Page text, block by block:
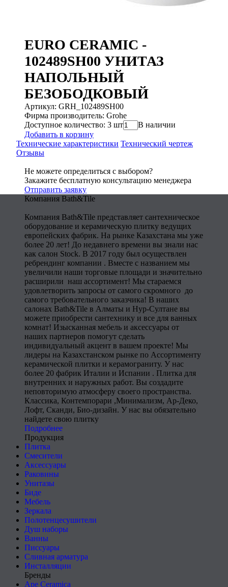
EURO CERAMIC -
102489SH00 УНИТАЗ
НАПОЛЬНЫЙ
БЕЗОБОДКОВЫЙ
Артикул: GRH_102489SH00
Фирма производитель: Grohe
Доступное количество: 3 шт
В наличии
Добавить в корзину
Технические характеристики Технический чертеж
Отзывы
Не можете определиться с выбором?
Закажите бесплатную консультацию менеджера
Отправить заявку
Компания Bath&Tile
Компания Bath&Tile представляет сантехническое
оборудование и керамическую плитку ведущих
европейских фабрик. На рынке Казахстана мы уже
более 20 лет! До недавнего времени вы знали нас
как салон Stock. В 2017 году был осуществлен
ребрендинг компании . Вместе с названием мы
увеличили наши торговые площади и значительно
расширили наш ассортимент! Мы стараемся
удовлетворить запросы от самого скромного до
самого требовательного заказчика! В наших
салонах Bath&Tile в Алматы и Нур-Султане вы
можете приобрести сантехнику и все для ванных
комнат! Изысканная мебель и аксессуары от
наших партнеров помогут сделать
индивидуальный акцент в вашем проекте! Мы
лидеры на Казахстанском рынке по Ассортименту
керамической плитки и керамограниту. У нас
более 20 фабрик Италии и Испании . Плитка для
внутренних и наружных работ. Вы создадите
неповторимую атмосферу своего пространства.
Классика, Контемпорари ,Минимализм, Ар-Деко,
Лофт, Сканди, Био-дизайн. У нас вы обязательно
найдете свою плитку
Подробнее
Продукция
Плитка
Смесители
Аксессуары
Раковины
Унитазы
Биде
Мебель
Зеркала
Полотенцесушители
Душ наборы
Ванны
Писсуары
Сливная арматура
Инсталляции
Бренды
Ape Ceramica